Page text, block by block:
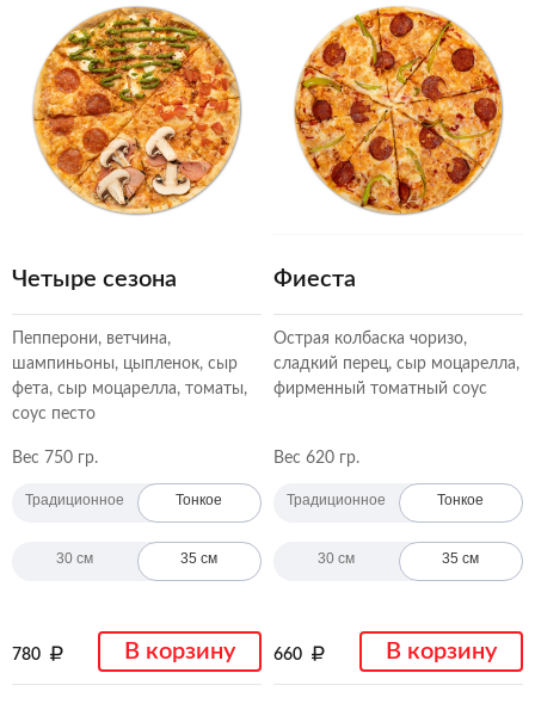
Четыре сезона
Пепперони, ветчина,
шампиньоны, цыпленок, сыр
фета, сыр моцарелла, томаты,
соус песто
Вес 750 гр.
Традиционное Тонкое
30 см 35 см
780 В корзину
Фиеста
Острая колбаска чоризо,
сладкий перец, сыр моцарелла,
фирменный томатный соус
Вес 620 гр.
Традиционное Тонкое
30 см 35 см
660 В корзину